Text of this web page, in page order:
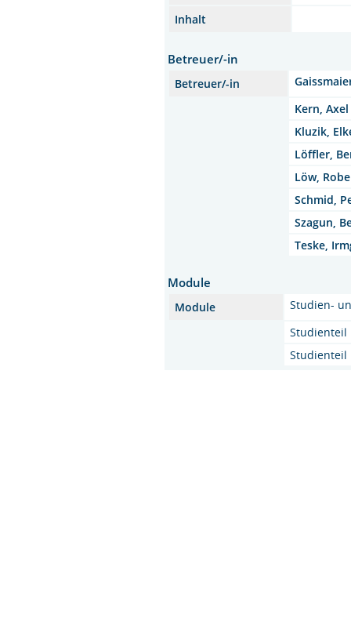
Inhalt
Betreuer/-in
Betreuer/-in
Kern,
Kluzik,
Löffler,
Löw,
Schmid,
Szagun,
Teske,
Module
Module
Studien-
Studienteil
Studienteil